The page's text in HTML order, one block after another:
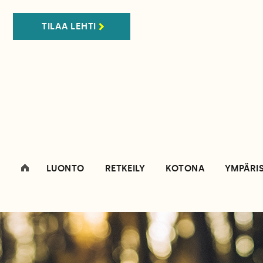
TILAA LEHTI
LUONTO RETKEILY KOTONA